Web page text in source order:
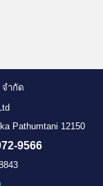
จำกัด
Pathumtani 12150
9566